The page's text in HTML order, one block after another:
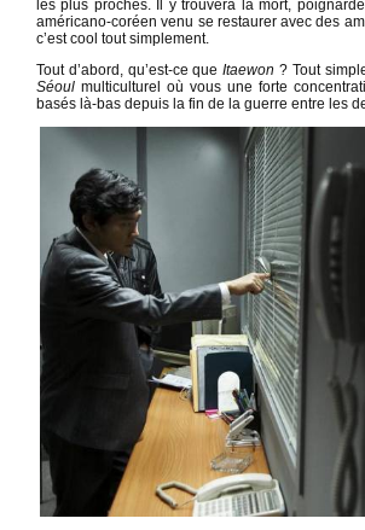
les plus proches. Il y trouvera la mort,
américano-coréen venu se restaurer avec des
c’est cool tout simplement.
Tout d’abord, qu’est-ce queItaewon ? Tout
Séoul multiculturel où vous une forte
basés là-bas depuis la fin de la guerre entre les